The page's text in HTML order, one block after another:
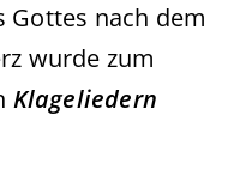
Gottes nach dem
wurde zum
Klageliedern